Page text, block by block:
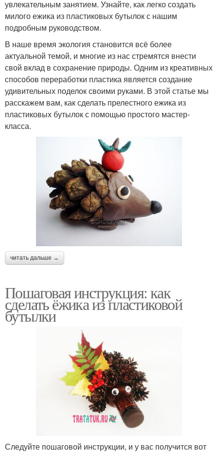
увлекательным занятием. Узнайте, как легко создать
милого ежика из пластиковых бутылок с нашим
подробным руководством.
В наше время экология становится всё более
актуальной темой, и многие из нас стремятся внести
свой вклад в сохранение природы. Одним из креативных
способов переработки пластика является создание
удивительных поделок своими руками. В этой статье мы
расскажем вам, как сделать прелестного ежика из
пластиковых бутылок с помощью простого мастер-
класса.
читать дальше →
Пошаговая инструкция: как
сделать ёжика из пластиковой
бутылки
Следуйте пошаговой инструкции, и у вас получится вот